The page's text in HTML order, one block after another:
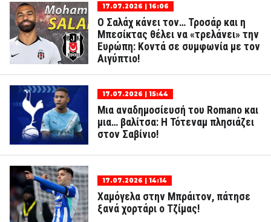
17.07.2026 | 16:06
Ο Σαλάχ κάνει τον… Τροσάρ και η
Μπεσίκτας θέλει να «τρελάνει» την
Ευρώπη: Κοντά σε συμφωνία με τον
Αιγύπτιο!
17.07.2026 | 15:44
Μια αναδημοσίευσή του Romano και
μια… βαλίτσα: Η Τότεναμ πλησιάζει
στον Σαβίνιο!
17.07.2026 | 14:14
Χαμόγελα στην Μπράιτον, πάτησε
ξανά χορτάρι ο Τζίμας!